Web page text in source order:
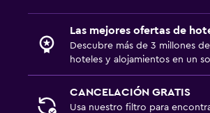
Las mejores ofertas de
Descubre más de 3 millones
hoteles y alojamientos en un
CANCELACIÓN GRATIS
Usa nuestro filtro para